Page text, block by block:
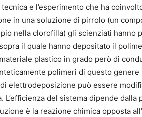
e l’esperimento che ha
in una soluzione di pirrolo (un
nella clorofilla) gli scienziati hanno
il quale hanno depositato il
plastico in grado però di
polimeri di questo
elettrodeposizione può essere
del sistema dipende dalla
è la reazione chimica opposta